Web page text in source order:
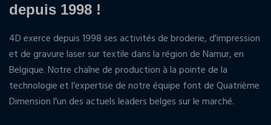
depuis 1998 !
4D exerce depuis 1998 ses activités de broderie, d'impression
et de gravure laser sur textile dans la région de Namur, en
Belgique. Notre chaîne de production à la pointe de la
technologie et l'expertise de notre équipe font de Quatrième
Dimension l'un des actuels leaders belges sur le marché.